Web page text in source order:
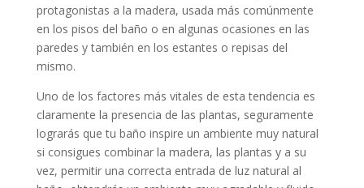
protagonistas a la madera, usada más comúnmente
en los pisos del baño o en algunas ocasiones en las
paredes y también en los estantes o repisas del
mismo.
Uno de los factores más vitales de esta tendencia es
claramente la presencia de las plantas, seguramente
lograrás que tu baño inspire un ambiente muy natural
si consigues combinar la madera, las plantas y a su
vez, permitir una correcta entrada de luz natural al